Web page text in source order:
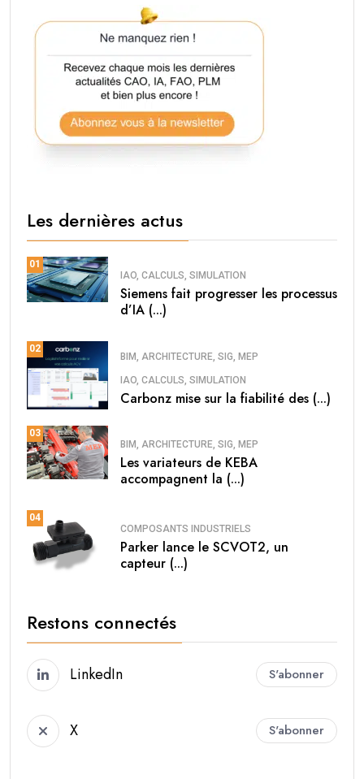
Les dernières actus
01
IAO, CALCULS, SIMULATION
Siemens fait progresser les processus
d’IA (...)
02
BIM, ARCHITECTURE, SIG, MEP
IAO, CALCULS, SIMULATION
Carbonz mise sur la fiabilité des (...)
03
BIM, ARCHITECTURE, SIG, MEP
Les variateurs de KEBA
accompagnent la (...)
04
COMPOSANTS INDUSTRIELS
Parker lance le SCVOT2, un
capteur (...)
Restons connectés
LinkedIn S'abonner
X S'abonner